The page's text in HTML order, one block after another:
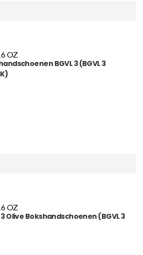
OZ
BGVL 3 (BGVL 3
OZ
3 Olive Bokshandschoenen (BGVL 3